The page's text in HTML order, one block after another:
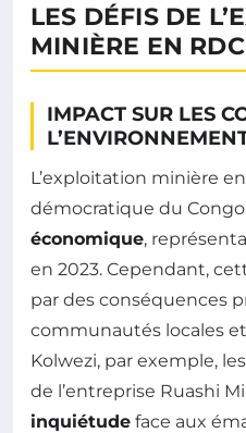
LES DÉFIS DE
MINIÈRE EN RDC
IMPACT SUR LES
L’exploitation minière
démocratique du
économique,
en 2023. Cependant,
par des conséquences
communautés locales
Kolwezi, par exemple,
de l’entreprise Ruashi
inquiétude face aux